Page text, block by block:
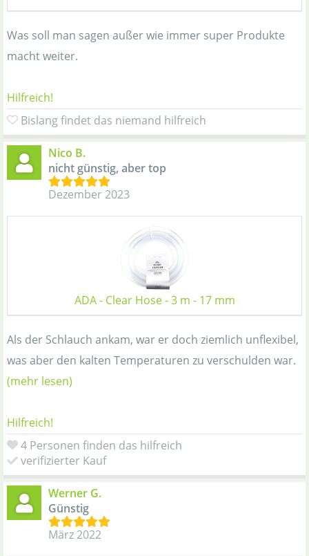
Was soll man sagen außer wie immer super Produkte
macht weiter.
Hilfreich!
Bislang findet das niemand hilfreich
Nico B.
nicht günstig, aber top
Dezember 2023
ADA - Clear Hose - 3 m - 17 mm
Als der Schlauch ankam, war er doch ziemlich unflexibel,
was aber den kalten Temperaturen zu verschulden war.
(mehr lesen)
Hilfreich!
4 Personen finden das hilfreich
verifizierter Kauf
Werner G.
Günstig
März 2022